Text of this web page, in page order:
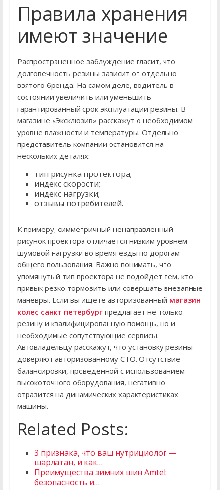
Правила хранения
имеют значение
Распространенное заблуждение гласит, что
долговечность резины зависит от отдельно
взятого бренда. На самом деле, водитель в
состоянии увеличить или уменьшить
гарантированный срок эксплуатации резины. В
магазине «Эксклюзив» расскажут о необходимом
уровне влажности и температуры. Отдельно
представитель компании остановится на
нескольких деталях:
тип рисунка протектора;
индекс скорости;
индекс нагрузки;
отзывы потребителей.
К примеру, симметричный ненаправленный
рисунок проектора отличается низким уровнем
шумовой нагрузки во время езды по дорогам
общего пользования. Важно понимать, что
упомянутый тип проектора не подойдет тем, кто
привык резко тормозить или совершать внезапные
маневры. Если вы ищете авторизованный магазин
колес санкт петербургпредлагает не только
резину и квалифицированную помощь, но и
необходимые сопутствующие сервисы.
Автовладельцу расскажут, что установку резины
доверяют авторизованному СТО. Отсутствие
балансировки, проведенной с использованием
высокоточного оборудования, негативно
отразится на динамических характеристиках
машины.
Related Posts:
3 признака, что ваш нутрициолог —
шарлатан, и как…
Преимущества зимних шин Amtel:
безопасность и…